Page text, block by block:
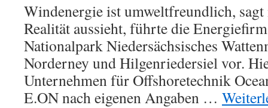
Windenergie ist umweltfreundlich,
Realität aussieht, führte die
Nationalpark Niedersächsisches
Norderney und Hilgenriedersiel vor.
Unternehmen für Offshoretechnik
E.ON nach eigenen Angaben …